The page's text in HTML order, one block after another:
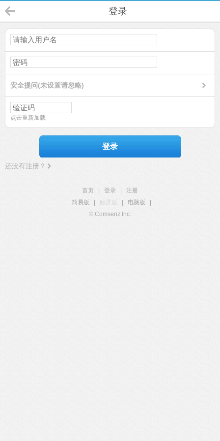
登录
安全提问(未设置请忽略)
点击重新加载
登录
还没有注册？
首页 登录
注册
简易版
触屏版 电脑版
© Comsenz Inc.